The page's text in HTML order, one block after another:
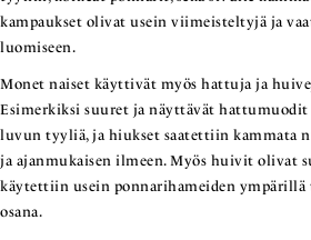
kampaukset olivat usein viimeisteltyjä ja
luomiseen.
Monet naiset käyttivät myös hattuja ja
Esimerkiksi suuret ja näyttävät hattumuodit
luvun tyyliä, ja hiukset saatettiin kammata
ja ajanmukaisen ilmeen. Myös huivit olivat
käytettiin usein ponnarihameiden ympärillä
osana.